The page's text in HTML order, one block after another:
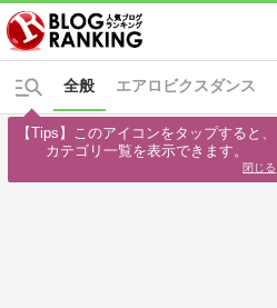
エアロビクスダンス
全般
【Tips】このアイコンをタップすると、
カテゴリ一覧を表示できます。
閉じる